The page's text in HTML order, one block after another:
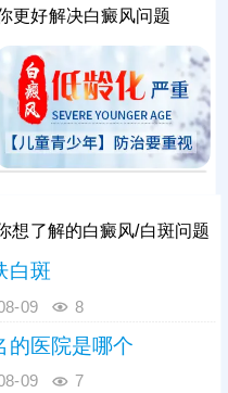
疹、贫血痣混淆，需通过
准确诊断。白癜风无法自
家长一定要高度重视，尽早
治。
更好解决白癜风问题
想了解的白癜风/白斑问题
白斑
09 8
的医院是哪个
09 7